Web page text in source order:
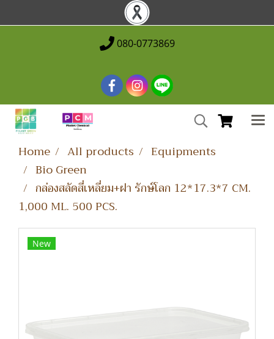
080-0773869
Home All products
Equipments
Bio Green
กล่องสลัดสี่เหลี่ยม+ฝา รักษ์โลก 12*17.3*7 CM.
1,000 ML. 500 PCS.
New